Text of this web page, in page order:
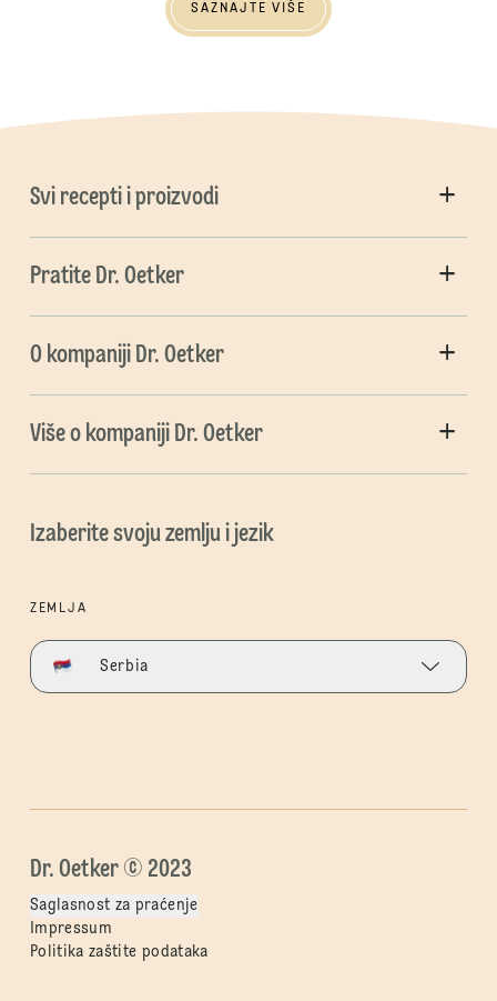
SAZNAJTE VIŠE
Svi recepti i proizvodi
Pratite Dr. Oetker
O kompaniji Dr. Oetker
Više o kompaniji Dr. Oetker
Izaberite svoju zemlju i jezik
ZEMLJA
Serbia
Dr. Oetker © 2023
Saglasnost za praćenje
Impressum
Politika zaštite podataka